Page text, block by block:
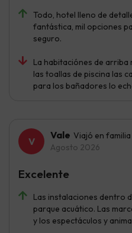
Todo, hotel lleno de
fantástica, mil opciones
seguro.
La habitaciónes de
las toallas de piscina las
para los bañadores lo
Vale Viajó en familia
Agosto 2026
Las instalaciones dentro
parque acuático. Las
y los espectáculos y
Excelente